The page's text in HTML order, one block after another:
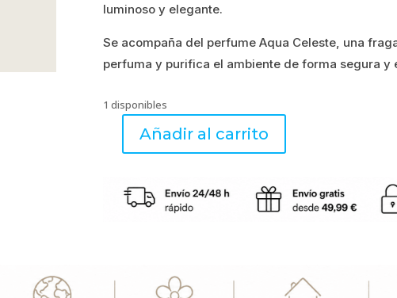
50.00€.40.00€.
luminoso y elegante.
Se acompaña del perfume Aqua Celeste, una
perfuma y purifica el ambiente de forma segura y
1 disponibles
Añadir al carrito